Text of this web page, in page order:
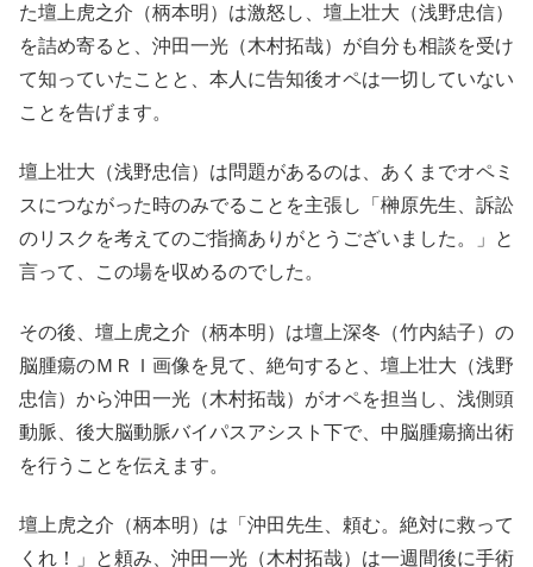
た壇上虎之介（柄本明）は激怒し、壇上壮大（浅野忠信）
を詰め寄ると、沖田一光（木村拓哉）が自分も相談を受け
て知っていたことと、本人に告知後オペは一切していない
ことを告げます。
壇上壮大（浅野忠信）は問題があるのは、あくまでオペミ
スにつながった時のみでることを主張し「榊原先生、訴訟
のリスクを考えてのご指摘ありがとうございました。」と
言って、この場を収めるのでした。
その後、壇上虎之介（柄本明）は壇上深冬（竹内結子）の
脳腫瘍のＭＲＩ画像を見て、絶句すると、壇上壮大（浅野
忠信）から沖田一光（木村拓哉）がオペを担当し、浅側頭
動脈、後大脳動脈バイパスアシスト下で、中脳腫瘍摘出術
を行うことを伝えます。
壇上虎之介（柄本明）は「沖田先生、頼む。絶対に救って
くれ！」と頼み、沖田一光（木村拓哉）は一週間後に手術